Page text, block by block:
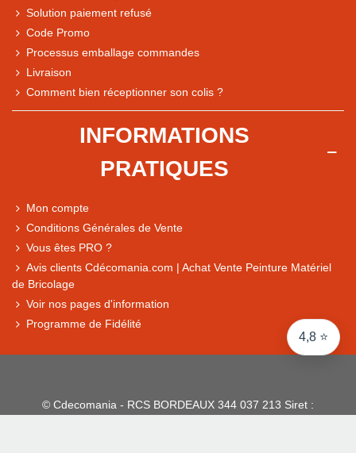
4,8 ⭐
Comparaison des performances du magasin
Express, Chez vous, Point relais, Retrait magasin
Solution paiement refusé
Code Promo
Processus emballage commandes
Livraison
Comment bien réceptionner son colis ?
INFORMATIONS
PRATIQUES
Mon compte
Conditions Générales de Vente
Vous êtes PRO ?
Avis clients Cdécomania.com | Achat Vente Peinture Matériel
de Bricolage
Voir nos pages d'information
Programme de Fidélité
© Cdecomania - RCS BORDEAUX 344 037 213 Siret :